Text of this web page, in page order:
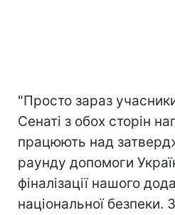
"Просто зараз
Сенаті з обох сторін
працюють над
раунду допомоги
фіналізації нашого
національної